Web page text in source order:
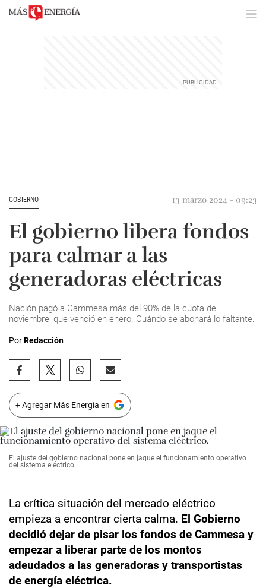
GOBIERNO 13 marzo 2024 - 09:23
El gobierno libera fondos
para calmar a las
generadoras eléctricas
Nación pagó a Cammesa más del 90% de la cuota de
noviembre, que venció en enero. Cuándo se abonará lo faltante.
PorRedacción
+ Agregar Más Energía en
El ajuste del gobierno nacional pone en jaque el funcionamiento operativo
del sistema eléctrico.
La crítica situación del mercado eléctrico
empieza a encontrar cierta calma. El Gobierno
decidió dejar de pisar los fondos de Cammesa y
empezar a liberar parte de los montos
adeudados a las generadoras y transportistas
de energía eléctrica.